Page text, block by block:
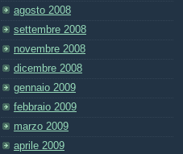
agosto 2008
settembre 2008
novembre 2008
dicembre 2008
gennaio 2009
febbraio 2009
marzo 2009
aprile 2009